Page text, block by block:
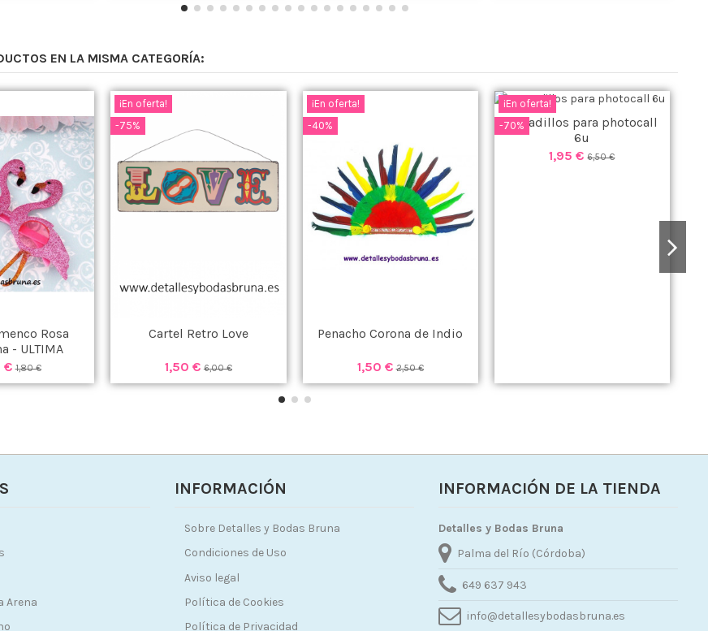
EN LA MISMA CATEGORÍA:
Rosa
- ULTIMA
-
€1,80 €
¡En oferta!
-75%
Cartel Retro Love
1,50 € 6,00 €
¡En oferta!
-40%
Penacho Corona de Indio
1,50 €2,50 €
¡En oferta!
-70%
Bocadillos para photocall
6u
1,95 €6,50 €
Arena
INFORMACIÓN
Sobre Detalles y Bodas Bruna
Condiciones de Uso
Aviso legal
Política de Cookies
Política de Privacidad
INFORMACIÓN DE LA TIENDA
Detalles y Bodas Bruna
Palma del Río (Córdoba)
649 637 943
info@detallesybodasbruna.es